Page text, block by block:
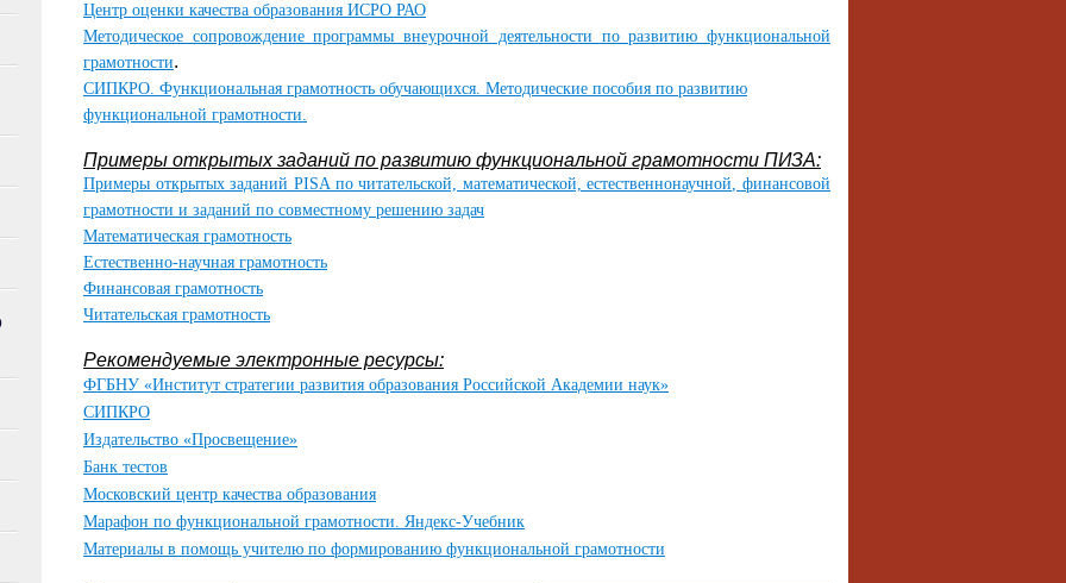
Центр оценки качества образования ИСРО РАО
Методическое сопровождение программы внеурочной деятельности по развитию функциональной
грамотности.
СИПКРО. Функциональная грамотность обучающихся. Методические пособия по развитию
функциональной грамотности.
Примеры открытых заданий по развитию функциональной грамотности ПИЗА:
Примеры открытых заданий PISA по читательской, математической, естественнонаучной, финансовой
грамотности и заданий по совместному решению задач
Математическая грамотность
Естественно-научная грамотность
Финансовая грамотность
Читательская грамотность
Рекомендуемые электронные ресурсы:
ФГБНУ «Институт стратегии развития образования Российской Академии наук»
СИПКРО
Издательство «Просвещение»
Банк тестов
Московский центр качества образования
Марафон по функциональной грамотности. Яндекс-Учебник
Материалы в помощь учителю по формированию функциональной грамотности